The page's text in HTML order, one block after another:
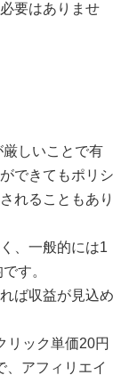
要はありませ
しいことで有
できてもポリシ
れることもあり
、一般的には1
す。
ば収益が見込め
リック単価20円
、アフィリエイ